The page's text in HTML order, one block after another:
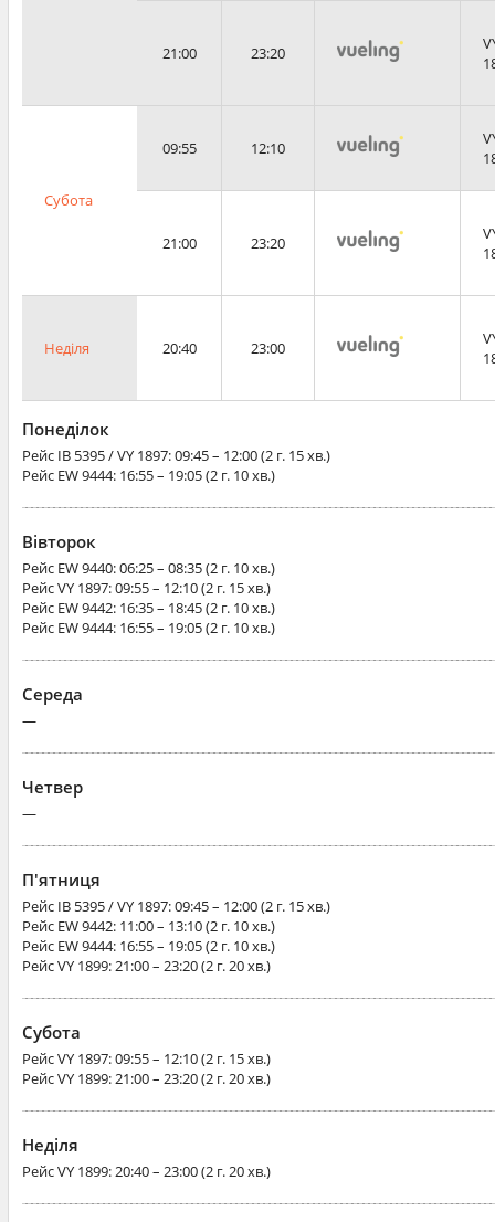
21:00 23:20
Субота
09:55 12:10
21:00 23:20
Неділя 20:40 23:00
Понеділок
Рейс IB 5395 / VY 1897: 09:45 – 12:00 (2 г. 15 хв.)
Рейс EW 9444: 16:55 – 19:05 (2 г. 10 хв.)
Вівторок
Рейс EW 9440: 06:25 – 08:35 (2 г. 10 хв.)
РейсVY 1897: 09:55 – 12:10 (2 г. 15 хв.)
Рейс EW 9442: 16:35 – 18:45 (2 г. 10 хв.)
Рейс EW 9444: 16:55 – 19:05 (2 г. 10 хв.)
Середа
—
Четвер
—
П'ятниця
Рейс IB 5395 / VY 1897: 09:45 – 12:00 (2 г. 15 хв.)
Рейс EW 9442: 11:00 – 13:10 (2 г. 10 хв.)
Рейс EW 9444: 16:55 – 19:05 (2 г. 10 хв.)
РейсVY 1899: 21:00 – 23:20 (2 г. 20 хв.)
Субота
РейсVY 1897: 09:55 – 12:10 (2 г. 15 хв.)
РейсVY 1899: 21:00 – 23:20 (2 г. 20 хв.)
Неділя
РейсVY 1899: 20:40 – 23:00 (2 г. 20 хв.)